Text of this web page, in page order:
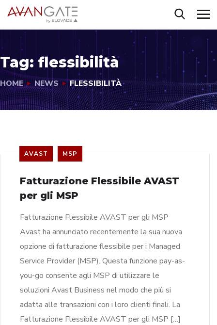
Tag:flessibilità
HOME NEWS FLESSIBILITÀ
AVAST MSP
Fatturazione Flessibile AVAST
per gli MSP
Fatturazione Flessibile AVAST per gli MSP
Avast ha annunciato recentemente la sua nuova
opzione di fatturazione flessibile per i Managed
Service Provider (MSP). Questa funzione pay-as-
you-go consente agli MSP di utilizzare le
soluzioni Avast Business nel modo che più si
adatta alle transazioni con i loro clienti finali. La
Fatturazione Flessibile AVAST per gli MSP […]